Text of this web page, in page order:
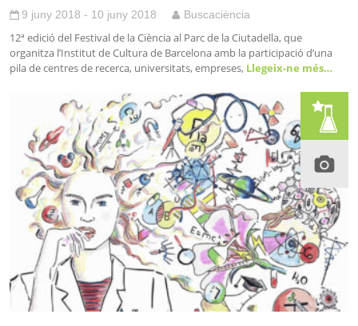
9 juny 2018 - 10 juny 2018 Buscaciència
12ª edició del Festival de la Ciència al Parc de la Ciutadella, que
organitza l’Institut de Cultura de Barcelona amb la participació d’una
pila de centres de recerca, universitats, empreses, Llegeix-ne més…